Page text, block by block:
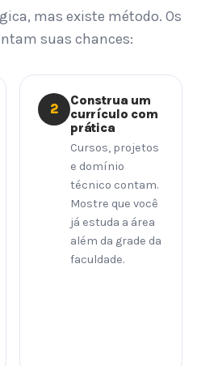
mas existe método. Os
suas chances:
2
Construa um
currículo com
prática
Cursos, projetos
e domínio
técnico contam.
Mostre que você
já estuda a área
além da grade da
faculdade.